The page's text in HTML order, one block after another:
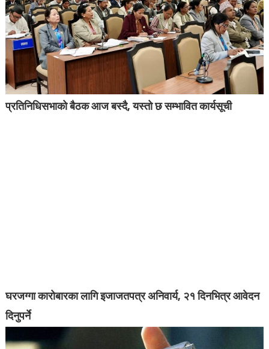
प्रतिनिधिसभाको बैठक आज बस्दै, यस्तो छ सम्भावित कार्यसूची
घरजग्गा कारोबारका लागि इजाजतपत्र अनिवार्य, २१ दिनभित्र आवेदन
दिनुपर्ने